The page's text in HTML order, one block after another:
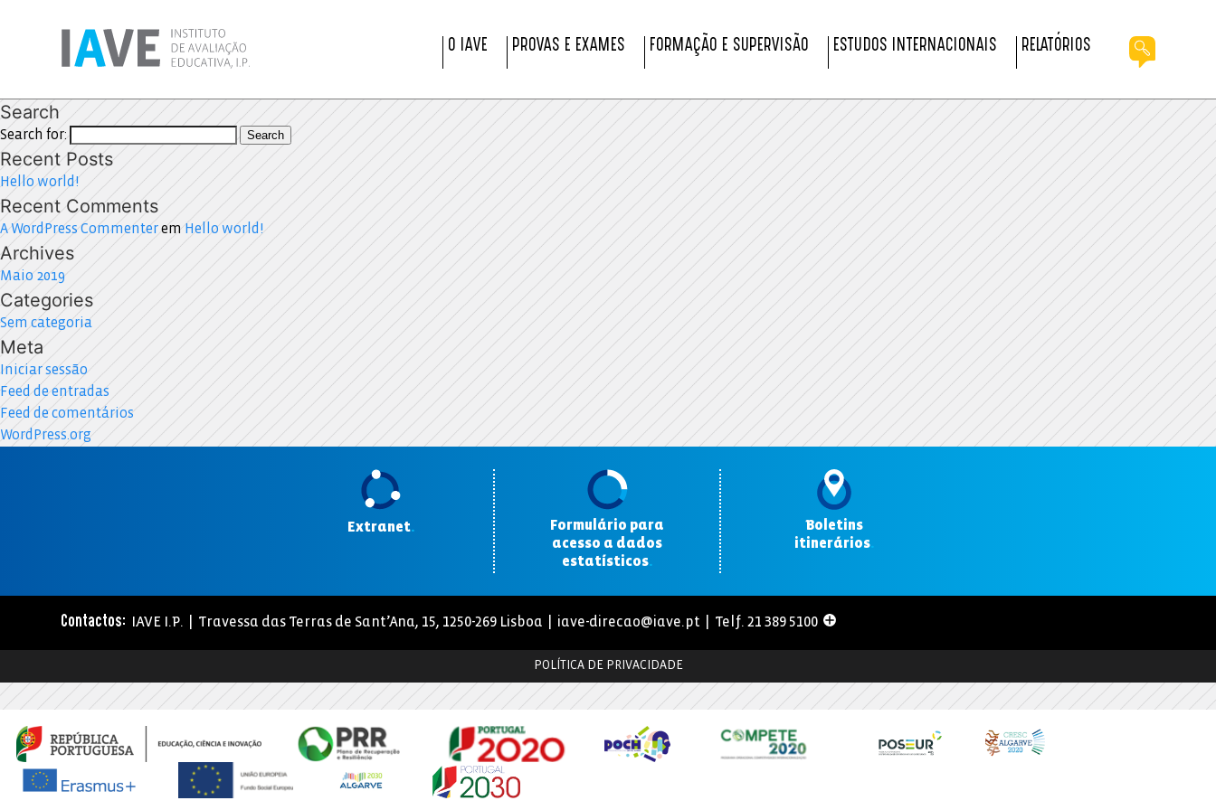
O IAVE PROVAS E EXAMES FORMAÇÃO E SUPERVISÃO ESTUDOS INTERNACIONAIS RELATÓRIOS
Search
Search for: Search
Recent Posts
Hello world!
Recent Comments
A WordPress Commenterem Hello world!
Archives
Maio 2019
Categories
Sem categoria
Meta
Iniciar sessão
Feed de entradas
Feed de comentários
WordPress.org
Extranet.
Formulário para
acesso a dados
estatísticos.
Boletins
itinerários.
Contactos: IAVE I.P. | Travessa das Terras de Sant’Ana, 15, 1250-269 Lisboa | iave-direcao@iave.pt | Telf. 21 389 5100
POLÍTICA DE PRIVACIDADE